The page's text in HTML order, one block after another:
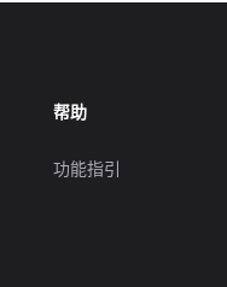
帮助
功能指引